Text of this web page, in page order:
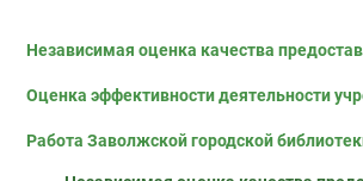
Независимая оценка качества
Оценка эффективности деятельности
Работа Заволжской городской